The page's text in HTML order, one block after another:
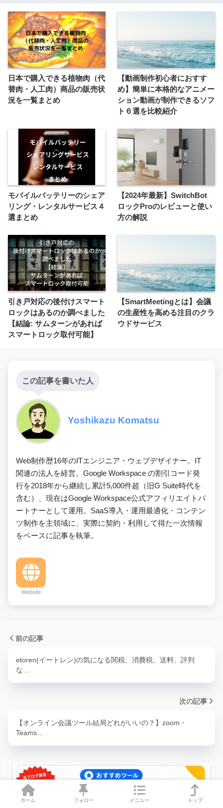
日本で購入できる植物肉（代
替肉・人工肉）商品の販売状
況を一覧まとめ
【動画制作初心者におすす
め】簡単に本格的なアニメー
ション動画が制作できるソフ
ト６選を比較紹介
モバイルバッテリーのシェア
リング・レンタルサービス４
選まとめ
【2024年最新】SwitchBot
ロックProのレビューと使い
方の解説
引き戸対応の後付けスマート
ロックはあるのか調べました
【結論: サムターンがあれば
スマートロック取付可能】
【SmartMeetingとは】会議
の生産性を高める注目のクラ
ウドサービス
この記事を書いた人
Yoshikazu Komatsu
Web制作歴16年のITエンジニア・ウェブデザイナー。IT
関連の法人を経営。Google Workspace の割引コード発
行を2018年から継続し累計5,000件超（旧G Suite時代を
含む）、現在はGoogle Workspace公式アフィリエイトパ
ートナーとして運用。SaaS導入・運用最適化・コンテン
ツ制作を主領域に、実際に契約・利用して得た一次情報
をベースに記事を執筆。
Website
前の記事
etoren(イートレン)の気になる関税、消費税、送料、評判
な…
次の記事
【オンライン会議ツール結局どれがいいの？】zoom・
Teams…
ホーム フォロー メニュー トップ